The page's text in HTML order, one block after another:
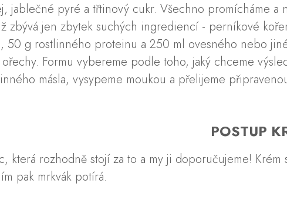
jablečné pyré a třtinový cukr. Všechno promícháme
zbývá jen zbytek suchých ingrediencí - perníkové
50 g rostlinného proteinu a 250 ml ovesného nebo
Formu vybereme podle toho, jaký chceme
másla, vysypeme moukou a přelijeme
POSTUP
která rozhodně stojí za to a my ji doporučujeme!
pak mrkvák potírá.